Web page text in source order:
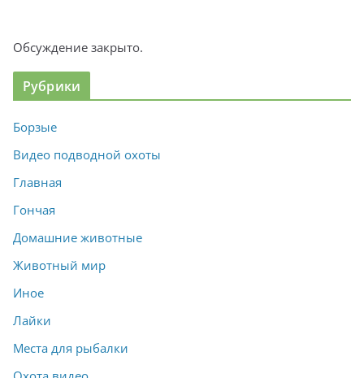
Обсуждение закрыто.
Рубрики
Борзые
Видео подводной охоты
Главная
Гончая
Домашние животные
Животный мир
Иное
Лайки
Места для рыбалки